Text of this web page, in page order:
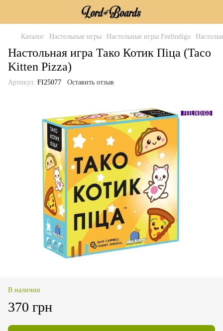
Каталог Настольные игры Настольные игры Feelindigo
Настольная игра Тако Котик Піца (Taco
Kitten Pizza)
Артикул: FI25077 Оставить отзыв
В наличии
370 грн